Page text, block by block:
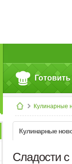
Готовить
Кулинарные
Кулинарные
Сладости